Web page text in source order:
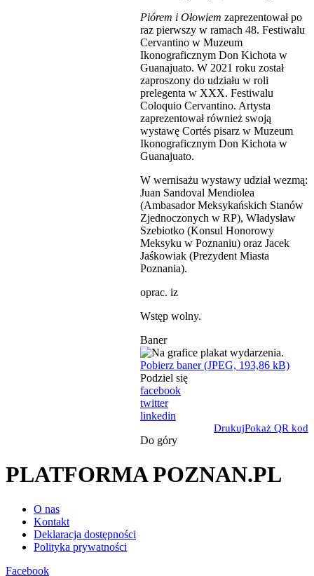
Piórem i Ołowiem zaprezentował po
raz pierwszy w ramach 48. Festiwalu
Cervantino w Muzeum
Ikonograficznym Don Kichota w
Guanajuato. W 2021 roku został
zaproszony do udziału w roli
prelegenta w XXX. Festiwalu
Coloquio Cervantino. Artysta
zaprezentował również swoją
wystawę Cortés pisarz w Muzeum
Ikonograficznym Don Kichota w
Guanajuato.
W wernisażu wystawy udział wezmą:
Juan Sandoval Mendiolea
(Ambasador Meksykańskich Stanów
Zjednoczonych w RP), Władysław
Szebiotko (Konsul Honorowy
Meksyku w Poznaniu) oraz Jacek
Jaśkowiak (Prezydent Miasta
Poznania).
oprac. iz
Wstęp wolny.
Baner
Pobierz baner (JPEG, 193,86 kB)
Podziel się
facebook
twitter
linkedin
DrukujPokaż QR kod
Do góry
PLATFORMA POZNAN.PL
O nas
Kontakt
Deklaracja dostępności
Polityka prywatności
Facebook